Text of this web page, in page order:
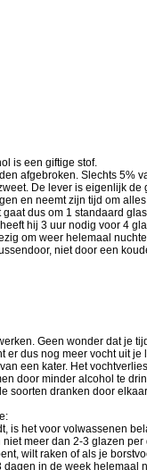
is een giftige stof.
afgebroken. Slechts 5%
De lever is eigenlijk de
en neemt zijn tijd om
dus om 1 standaard
hij 3 uur nodig voor 4
om weer helemaal
niet door een
Geen wonder dat je
er dus nog meer vocht uit je
een kater. Het
door minder alcohol te
soorten dranken door
is het voor volwassenen
meer dan 2-3 glazen
wilt raken of als je
in de week helemaal